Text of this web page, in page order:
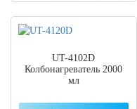
UT-4102D
Колбонагреватель 2000
мл